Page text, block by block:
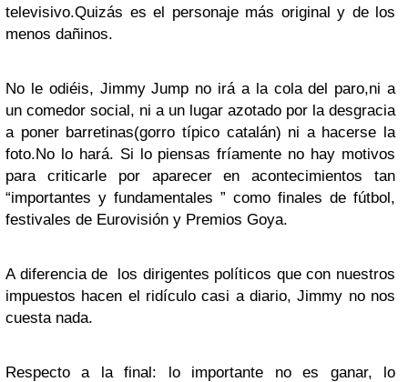
televisivo.Quizás es el personaje más original y de los
menos dañinos.
No le odiéis, Jimmy Jump no irá a la cola del paro,ni a
un comedor social, ni a un lugar azotado por la desgracia
a poner barretinas(gorro típico catalán) ni a hacerse la
foto.No lo hará. Si lo piensas fríamente no hay motivos
para criticarle por aparecer en acontecimientos tan
“importantes y fundamentales ” como finales de fútbol,
festivales de Eurovisión y Premios Goya.
A diferencia de los dirigentes políticos que con nuestros
impuestos hacen el ridículo casi a diario, Jimmy no nos
cuesta nada.
Respecto a la final: lo importante no es ganar, lo